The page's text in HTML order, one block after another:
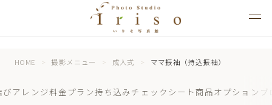
HOME 撮影メニュー 成人式 ママ振袖（持込振袖）
びアレンジ料金プラン持ち込みチェックシート商品オプション ブ